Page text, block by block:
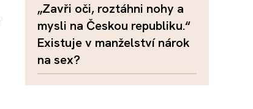
„Zavři oči, roztáhni nohy a
mysli na Českou republiku.“
Existuje v manželství nárok
na sex?